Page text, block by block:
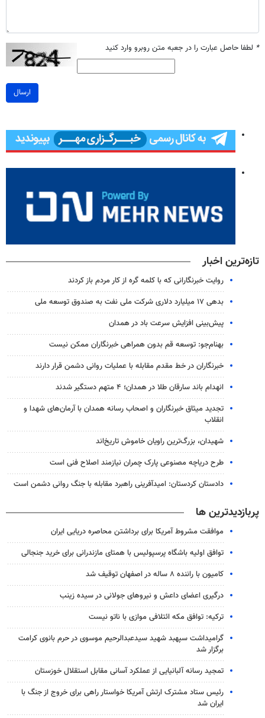
* لطفا حاصل عبارت را در جعبه متن روبرو وارد کنید
ارسال
تازه‌ترین اخبار
روایت خبرنگارانی که با کلمه گره از کار مردم باز کردند
بدهی ۱۷ میلیارد دلاری شرکت ملی نفت به صندوق توسعه ملی
پیش‌بینی افزایش سرعت باد در همدان
بهنام‌جو: توسعه قم بدون همراهی خبرنگاران ممکن نیست
خبرنگاران در خط مقدم مقابله با عملیات روانی دشمن قرار دارند
انهدام باند سارقان طلا در همدان؛ ۴ متهم دستگیر شدند
تجدید میثاق خبرنگاران و اصحاب رسانه همدان با آرمان‌های شهدا و
انقلاب
شهیدان، بزرگ‌ترین راویان خاموش تاریخ‌اند
طرح دریاچه مصنوعی پارک چمران نیازمند اصلاح فنی است
دادستان کردستان: امیدآفرینی راهبرد مقابله با جنگ روانی دشمن است
پربازدیدترین ها
موافقت مشروط آمریکا برای برداشتن محاصره دریایی ایران
توافق اولیه باشگاه پرسپولیس با همتای مازندرانی برای خرید جنجالی
کامیون با راننده ۸ ساله در اصفهان توقیف شد
درگیری اعضای داعش و نیروهای جولانی در سیده زینب
ترکیه: توافق مکه ائتلافی موازی با ناتو نیست
گرامیداشت سپهبد شهید سیدعبدالرحیم موسوی در حرم بانوی کرامت
برگزار شد
تمجید رسانه آلبانیایی از عملکرد آسانی مقابل استقلال خوزستان
رئیس ستاد مشترک ارتش آمریکا خواستار راهی برای خروج از جنگ با
ایران شد